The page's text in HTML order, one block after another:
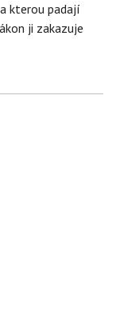
kterou padají
ji zakazuje